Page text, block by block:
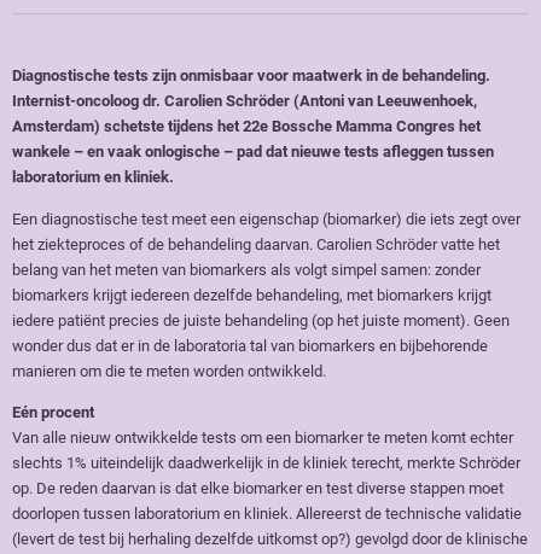
Diagnostische tests zijn onmisbaar voor maatwerk in de behandeling.
Internist-oncoloog dr. Carolien Schröder (Antoni van Leeuwenhoek,
Amsterdam) schetste tijdens het 22e Bossche Mamma Congres het
wankele – en vaak onlogische – pad dat nieuwe tests afleggen tussen
laboratorium en kliniek.
Een diagnostische test meet een eigenschap (biomarker) die iets zegt over
het ziekteproces of de behandeling daarvan. Carolien Schröder vatte het
belang van het meten van biomarkers als volgt simpel samen: zonder
biomarkers krijgt iedereen dezelfde behandeling, met biomarkers krijgt
iedere patiënt precies de juiste behandeling (op het juiste moment). Geen
wonder dus dat er in de laboratoria tal van biomarkers en bijbehorende
manieren om die te meten worden ontwikkeld.
Eén procent
Van alle nieuw ontwikkelde tests om een biomarker te meten komt echter
slechts 1% uiteindelijk daadwerkelijk in de kliniek terecht, merkte Schröder
op. De reden daarvan is dat elke biomarker en test diverse stappen moet
doorlopen tussen laboratorium en kliniek. Allereerst de technische validatie
(levert de test bij herhaling dezelfde uitkomst op?) gevolgd door de klinische